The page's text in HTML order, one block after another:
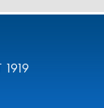
1919